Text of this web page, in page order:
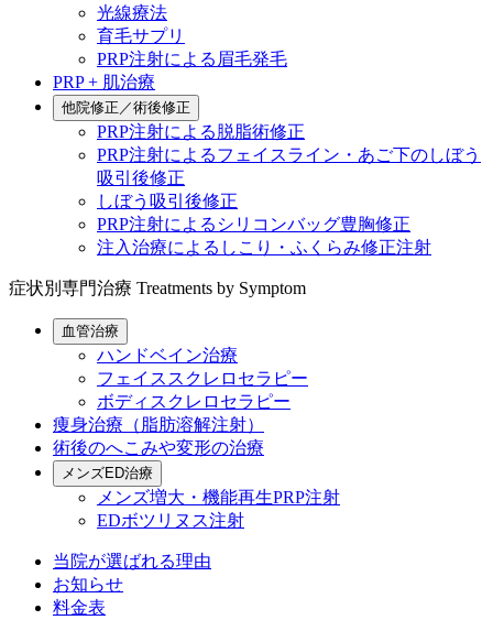
光線療法
育毛サプリ
PRP注射による眉毛発毛
PRP + 肌治療
他院修正／術後修正
PRP注射による脱脂術修正
PRP注射によるフェイスライン・あご下のしぼう
吸引後修正
しぼう吸引後修正
PRP注射によるシリコンバッグ豊胸修正
注入治療によるしこり・ふくらみ修正注射
症状別専門治療 Treatments by Symptom
血管治療
ハンドベイン治療
フェイススクレロセラピー
ボディスクレロセラピー
痩身治療（脂肪溶解注射）
術後のへこみや変形の治療
メンズED治療
メンズ増大・機能再生PRP注射
EDボツリヌス注射
当院が選ばれる理由
お知らせ
料金表